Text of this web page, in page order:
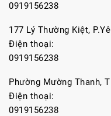
0919156238
177 Lý Thường Kiệt,
Điện thoại:
0919156238
Phường Mường Thanh,
Điện thoại:
0919156238